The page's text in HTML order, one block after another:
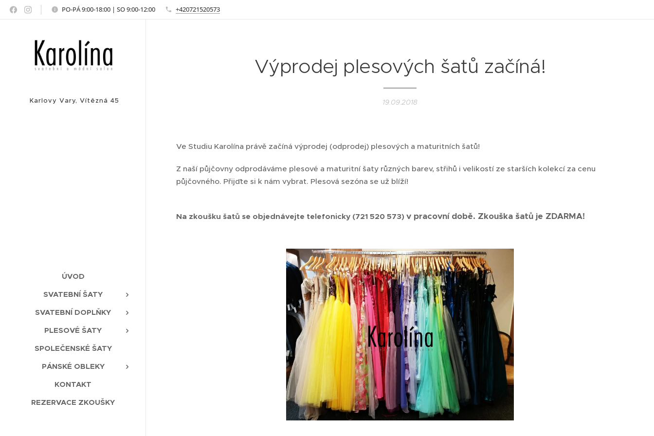
PO-PÁ 9:00-18:00 | SO 9:00-12:00 +420721520573
Karlovy Vary, Vítězná 45
ÚVOD
SVATEBNÍ ŠATY
SVATEBNÍ DOPLŇKY
PLESOVÉ ŠATY
SPOLEČENSKÉ ŠATY
PÁNSKÉ OBLEKY
KONTAKT
REZERVACE ZKOUŠKY
Výprodej plesových šatů začíná!
19.09.2018
Ve Studiu Karolína právě začíná výprodej (odprodej) plesových a maturitních šatů!
Z naší půjčovny odprodáváme plesové a maturitní šaty různých barev, střihů i velikostí ze starších kolekcí za cenu
půjčovného. Přijďte si k nám vybrat. Plesová sezóna se už blíží!
Na zkoušku šatů se objednávejte telefonicky (721 520 573) v pracovní době. Zkouška šatů je ZDARMA!